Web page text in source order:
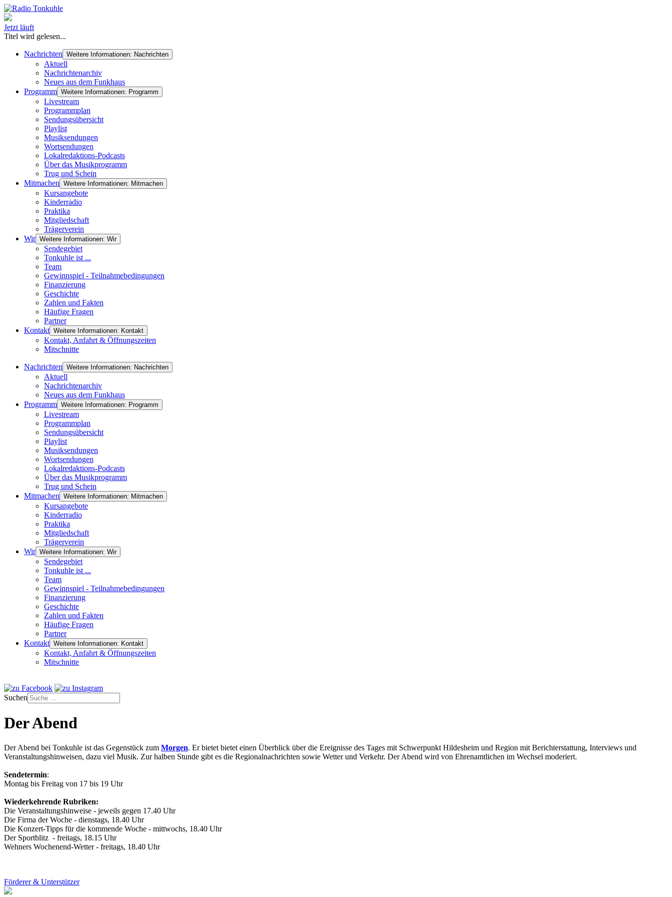
Jetzt läuft
Titel wird gelesen...
Nachrichten Weitere Informationen: Nachrichten
Aktuell
Nachrichtenarchiv
Neues aus dem Funkhaus
Programm Weitere Informationen: Programm
Livestream
Programmplan
Sendungsübersicht
Playlist
Musiksendungen
Wortsendungen
Lokalredaktions-Podcasts
Über das Musikprogramm
Trug und Schein
Mitmachen Weitere Informationen: Mitmachen
Kursangebote
Kinderradio
Praktika
Mitgliedschaft
Trägerverein
Wir Weitere Informationen: Wir
Sendegebiet
Tonkuhle ist ...
Team
Gewinnspiel - Teilnahmebedingungen
Finanzierung
Geschichte
Zahlen und Fakten
Häufige Fragen
Partner
Kontakt Weitere Informationen: Kontakt
Kontakt, Anfahrt & Öffnungszeiten
Mitschnitte
Nachrichten Weitere Informationen: Nachrichten
Aktuell
Nachrichtenarchiv
Neues aus dem Funkhaus
Programm Weitere Informationen: Programm
Livestream
Programmplan
Sendungsübersicht
Playlist
Musiksendungen
Wortsendungen
Lokalredaktions-Podcasts
Über das Musikprogramm
Trug und Schein
Mitmachen Weitere Informationen: Mitmachen
Kursangebote
Kinderradio
Praktika
Mitgliedschaft
Trägerverein
Wir Weitere Informationen: Wir
Sendegebiet
Tonkuhle ist ...
Team
Gewinnspiel - Teilnahmebedingungen
Finanzierung
Geschichte
Zahlen und Fakten
Häufige Fragen
Partner
Kontakt Weitere Informationen: Kontakt
Kontakt, Anfahrt & Öffnungszeiten
Mitschnitte
Suchen
Der Abend
Der Abend bei Tonkuhle ist das Gegenstück zum Morgen. Er bietet bietet einen Überblick über die Ereignisse des Tages mit Schwerpunkt Hildesheim und Region mit Berichterstattung, Interviews und
Veranstaltungshinweisen, dazu viel Musik. Zur halben Stunde gibt es die Regionalnachrichten sowie Wetter und Verkehr. Der Abend wird von Ehrenamtlichen im Wechsel moderiert.
Sendetermin:
Montag bis Freitag von 17 bis 19 Uhr
Wiederkehrende Rubriken:
Die Veranstaltungshinweise - jeweils gegen 17.40 Uhr
Die Firma der Woche - dienstags, 18.40 Uhr
Die Konzert-Tipps für die kommende Woche - mittwochs, 18.40 Uhr
Der Sportblitz - freitags, 18.15 Uhr
Wehners Wochenend-Wetter - freitags, 18.40 Uhr
Förderer & Unterstützer